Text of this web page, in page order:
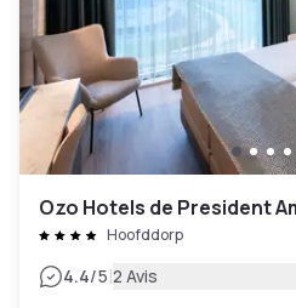
Ozo Hotels de President
Hoofddorp
4.4/5|2 Avis